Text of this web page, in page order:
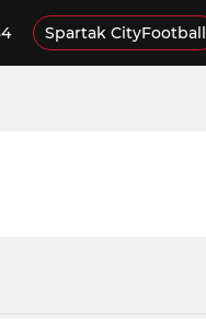
Spartak CityFootball